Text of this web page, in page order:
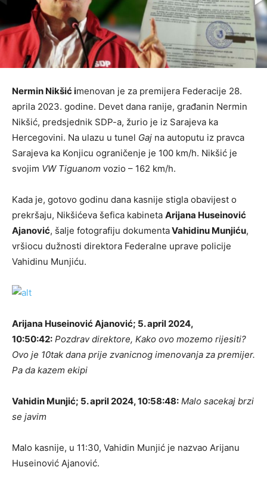
Nermin Nikšić imenovan je za premijera Federacije 28.
aprila 2023. godine. Devet dana ranije, građanin Nermin
Nikšić, predsjednik SDP-a, žurio je iz Sarajeva ka
Hercegovini. Na ulazu u tunel Gaj na autoputu iz pravca
Sarajeva ka Konjicu ograničenje je 100 km/h. Nikšić je
svojim VW Tiguanom vozio – 162 km/h.
Kada je, gotovo godinu dana kasnije stigla obavijest o
prekršaju, Nikšićeva šefica kabineta Arijana Huseinović
Ajanović, šalje fotografiju dokumentaVahidinu Munjiću,
vršiocu dužnosti direktora Federalne uprave policije
Vahidinu Munjiću.
Arijana Huseinović Ajanović; 5. april 2024,
10:50:42: Pozdrav direktore, Kako ovo mozemo rijesiti?
Ovo je 10tak dana prije zvanicnog imenovanja za premijer.
Pa da kazem ekipi
Vahidin Munjić; 5. april 2024, 10:58:48: Malo sacekaj brzi
se javim
Malo kasnije, u 11:30, Vahidin Munjić je nazvao Arijanu
Huseinović Ajanović.